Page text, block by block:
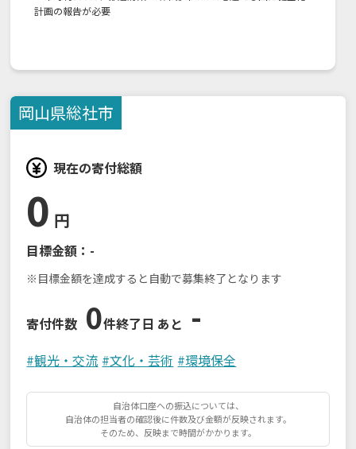
計画の報告が必要
岡山県総社市
現在の寄付総額
0 円
目標金額： -
※目標金額を達成すると自動で募集終了となります
寄付件数 0件終了日 あと -
#観光・交流 #文化・芸術 #環境保全
自治体口座への振込については、
自治体の担当者の確認後に件数及び金額が反映されます。
そのため、反映まで時間がかかります。